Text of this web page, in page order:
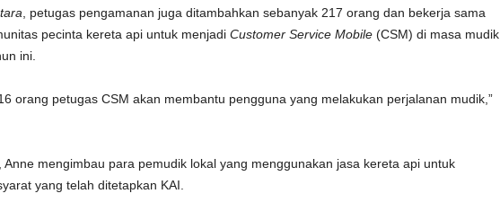
, petugas pengamanan juga ditambahkan sebanyak 217 orang dan bekerja sama
pecinta kereta api untuk menjadi Customer Service Mobile(CSM) di masa mudik
ini.
orang petugas CSM akan membantu pengguna yang melakukan perjalanan mudik,”
Anne mengimbau para pemudik lokal yang menggunakan jasa kereta api untuk
yang telah ditetapkan KAI.